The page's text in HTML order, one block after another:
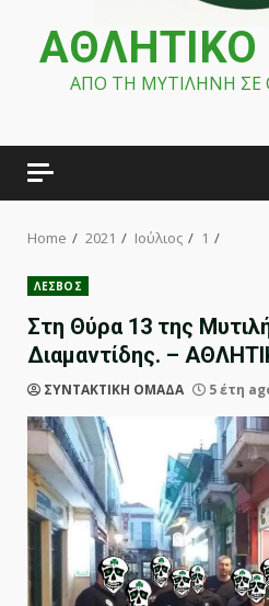
ΑΠΟ ΤΗ ΜΥΤΙΛΗΝΗ ΣΕ
Home 2021 Ιούλιος 1
ΛΕΣΒΟΣ
Στη Θύρα 13 της
Διαμαντίδης. –
ΣΥΝΤΑΚΤΙΚΗ ΟΜΑΔΑ 5 έτη